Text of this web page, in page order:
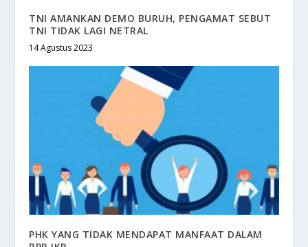
TNI AMANKAN DEMO BURUH, PENGAMAT SEBUT
TNI TIDAK LAGI NETRAL
14 Agustus 2023
PHK YANG TIDAK MENDAPAT MANFAAT DALAM